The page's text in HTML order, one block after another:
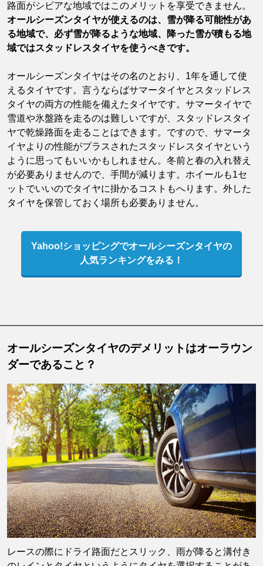
路面がシビアな地域ではこのメリットを享受できません。
オールシーズンタイヤが使えるのは、雪が降る可能性があ
る地域で、必ず雪が降るような地域、降った雪が積もる地
域ではスタッドレスタイヤを使うべきです。
オールシーズンタイヤはその名のとおり、1年を通して使
えるタイヤです。言うならばサマータイヤとスタッドレス
タイヤの両方の性能を備えたタイヤです。サマータイヤで
雪道や氷盤路を走るのは難しいですが、スタッドレスタイ
ヤで乾燥路面を走ることはできます。ですので、サマータ
イヤよりの性能がプラスされたスタッドレスタイヤという
ように思ってもいいかもしれません。冬前と春の入れ替え
が必要ありませんので、手間が減ります。ホイールも1セ
ットでいいのでタイヤに掛かるコストもへります。外した
タイヤを保管しておく場所も必要ありません。
Yahoo!ショッピングでオールシーズンタイヤの
人気ランキングをみる！
オールシーズンタイヤのデメリットはオーラウン
ダーであること？
レースの際にドライ路面だとスリック、雨が降ると溝付き